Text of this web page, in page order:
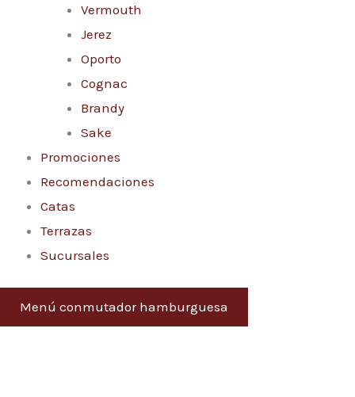
Vermouth
Jerez
Oporto
Cognac
Brandy
Sake
Promociones
Recomendaciones
Catas
Terrazas
Sucursales
Menú conmutador hamburguesa